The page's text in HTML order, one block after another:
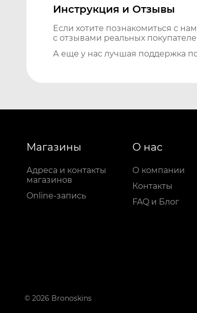
Инструкция и Отзывы
Если хотите познакомиться с
с отзывами реальных
А еще у нас лучшая поддержка
Магазины
Адреса и контакты
магазинов
Online-запись
О нас
О компании
Контакты
FAQ и Блог
© 2026 Bronoskins